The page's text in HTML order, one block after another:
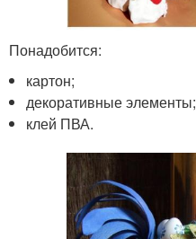
Понадобится:
картон;
декоративные элементы;
клей ПВА.